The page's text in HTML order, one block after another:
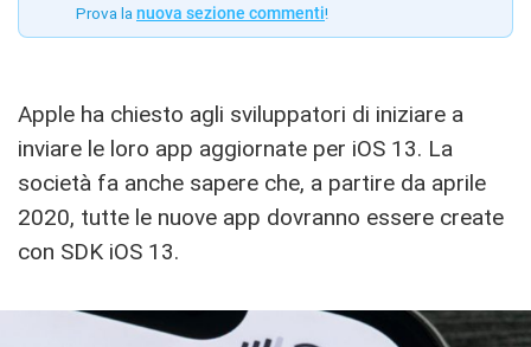
Prova la nuova sezione commenti!
Apple ha chiesto agli sviluppatori di iniziare a
inviare le loro app aggiornate per iOS 13. La
società fa anche sapere che, a partire da aprile
2020, tutte le nuove app dovranno essere create
con SDK iOS 13.